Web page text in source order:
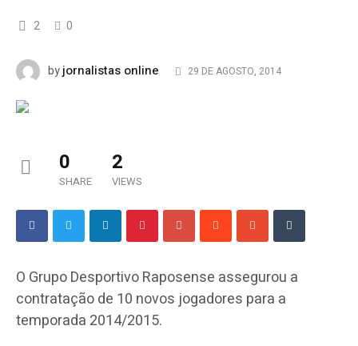
2 0
byjornalistas online 29 DE AGOSTO, 2014
0
SHARE
2
VIEWS
O Grupo Desportivo Raposense assegurou a
contratação de 10 novos jogadores para a
temporada 2014/2015.